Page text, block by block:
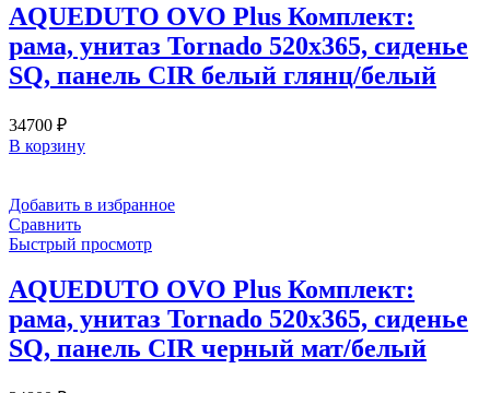
AQUEDUTO OVO Plus Комплект:
рама, унитаз Tornado 520х365, сиденье
SQ, панель CIR белый глянц/белый
34700 ₽
В корзину
Добавить в избранное
Сравнить
Быстрый просмотр
AQUEDUTO OVO Plus Комплект:
рама, унитаз Tornado 520х365, сиденье
SQ, панель CIR черный мат/белый